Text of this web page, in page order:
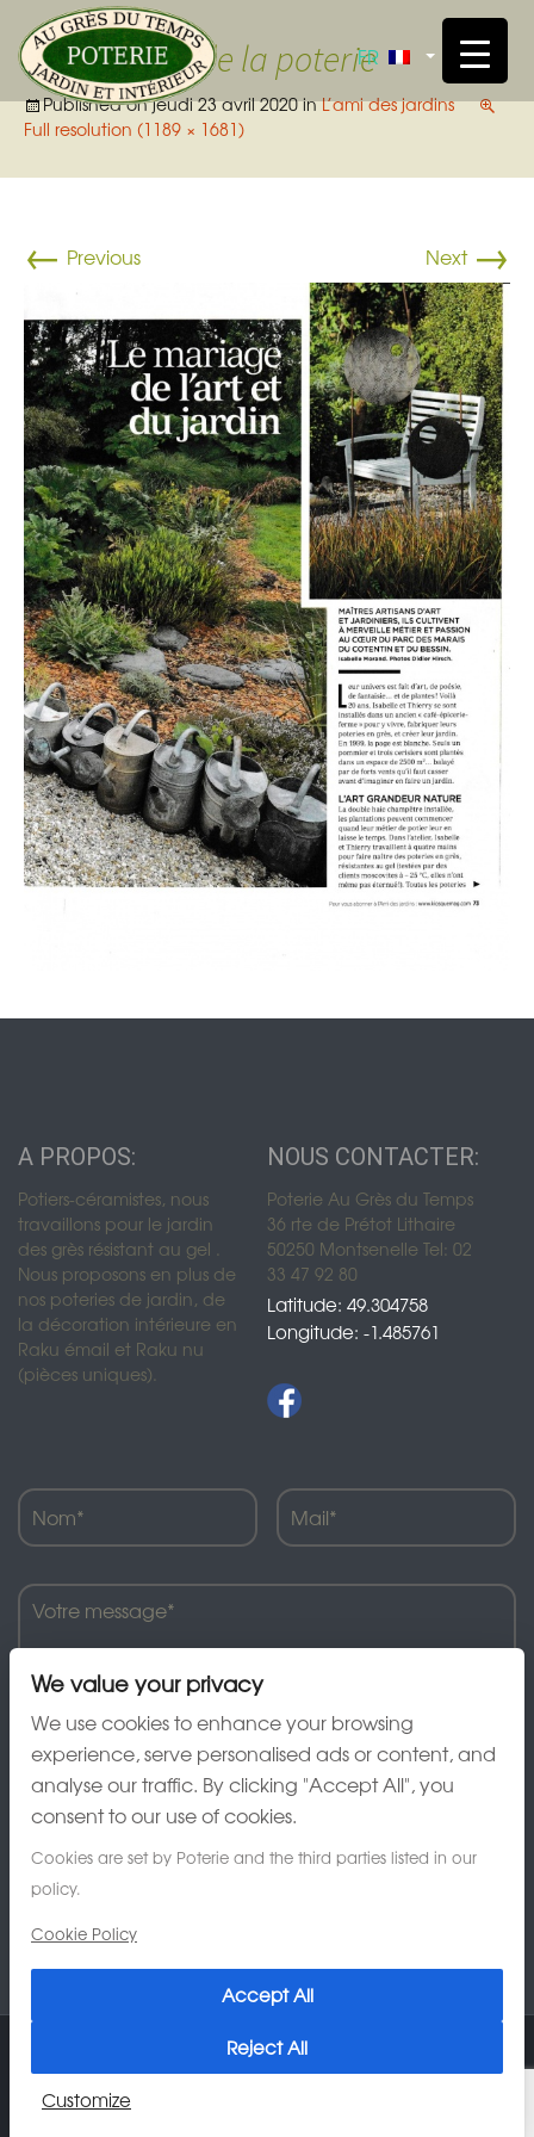
FR
Skip
le jardin de la poterie
Published onjeudi 23 avril 2020inL’ami des jardins
Full resolution (1189 × 1681)
← Previous Next →
A PROPOS:
Potiers-céramistes, nous
travaillons pour le jardin
des grès résistant au gel .
Nous proposons en plus de
nos poteries de jardin, de
la décoration intérieure en
Raku émail et Raku nu
(pièces uniques).
NOUS CONTACTER:
Poterie Au Grès du Temps
36 rte de Prétot Lithaire
50250 Montsenelle Tel: 02
33 47 92 80
Latitude: 49.304758
Longitude: -1.485761
J'ai lu et accepte la charte de confidentialité
© 2026 Poterie Au Grès du Temps
We value your privacy
We use cookies to enhance your browsing
experience, serve personalised ads or content, and
analyse our traffic. By clicking "Accept All", you
consent to our use of cookies.
Cookies are set by Poterie and the third parties listed in our
policy.
Cookie Policy
Accept All
Reject All
Customize